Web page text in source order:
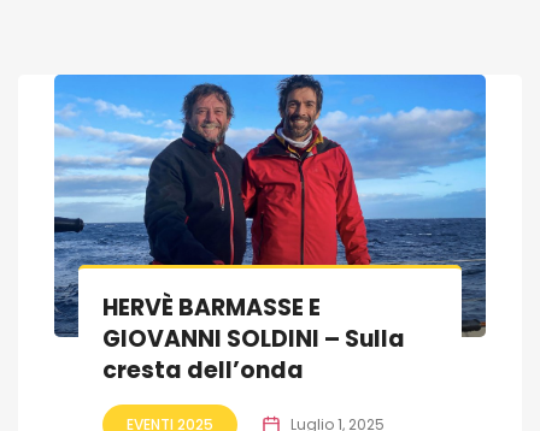
HERVÈ BARMASSE E
GIOVANNI SOLDINI – Sulla
cresta dell’onda
EVENTI 2025 Luglio 1, 2025